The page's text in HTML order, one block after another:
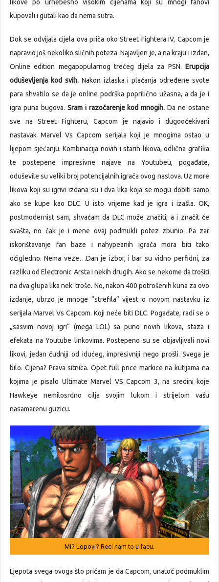
likove po urnebesno visokim cijenama koji su mnogi fanovi
kupovali i gutali kao da nema sutra.
Dok se odvijala cijela ova priča oko Street Fightera IV, Capcom je
napravio još nekoliko sličnih poteza. Najavljen je, a na kraju i izdan,
Online edition megapopularnog trećeg dijela za PSN. Erupcija
oduševljenja kod svih.Nakon izlaska i plaćanja određene svote
para shvatilo se da je online podrška poprilično užasna, a da je i
igra puna bugova. Sram i razočarenje kod mnogih. Da ne ostane
sve na Street Fighteru, Capcom je najavio i dugoočekivani
nastavak Marvel Vs Capcom serijala koji je mnogima ostao u
lijepom sjećanju. Kombinacija novih i starih likova, odlična grafika
te postepene impresivne najave na Youtubeu, pogađate,
oduševile su veliki broj potencijalnih igrača ovog naslova. Uz more
likova koji su igrivi izdana su i dva lika koja se mogu dobiti samo
ako se kupe kao DLC. U isto vrijeme kad je igra i izašla. OK,
postmodernist sam, shvaćam da DLC može značiti, a i značit će
svašta, no čak je i mene ovaj podmukli potez zbunio. Pa zar
iskorištavanje fan baze i nahypeanih igrača mora biti tako
očigledno. Nema veze…Dan je izbor, i bar su vidno perfidni, za
razliku od Electronic Arsta i nekih drugih. Ako se nekome da trošiti
na dva glupa lika nek’ troše. No, nakon 400 potrošenih kuna za ovo
izdanje, ubrzo je mnoge “strefila” vijest o novom nastavku iz
serijala Marvel Vs Capcom. Koji neće biti DLC. Pogađate, radi se o
„sasvim novoj igri“ (mega LOL) sa puno novih likova, staza i
efekata na Youtube linkovima. Postepeno su se objavljivali novi
likovi, jedan čudniji od idućeg, impresivniji nego prošli. Svega je
bilo. Cijena? Prava sitnica. Opet full price markice na kutijama na
kojima je pisalo Ultimate Marvel VS Capcom 3, na sredini koje
Hawkeye nemilosrdno cilja svojim lukom i strijelom vašu
nasamarenu guzicu.
Mi? Lopovi? Reci nam to u facu.
Ljepota svega ovoga što pričam je da Capcom, unatoč podmuklim